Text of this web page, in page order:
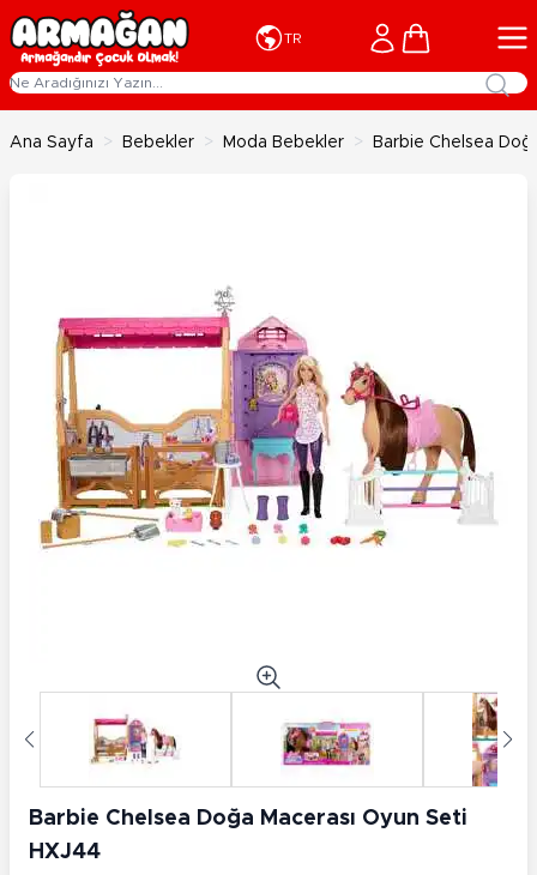
İçeriğe geç
TR Cart
Ana Sayfa > Bebekler > Moda Bebekler > Barbie Chelsea
Barbie Chelsea Doğa Macerası Oyun Seti
HXJ44